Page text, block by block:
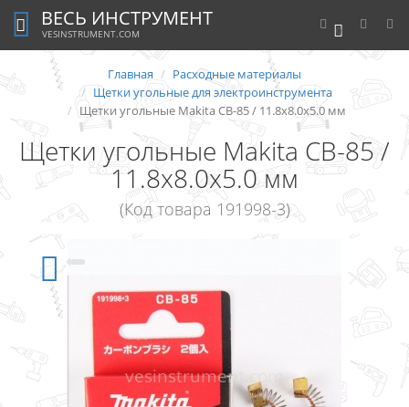
0
ВЕСЬ ИНСТРУМЕНТ
VESINSTRUMENT.COM
Главная
Расходные материалы
Щетки угольные для электроинструмента
Щетки угольные Makita CB-85 / 11.8х8.0х5.0 мм
Щетки угольные Makita CB-85 /
11.8х8.0х5.0 мм
(Код товара 191998-3)